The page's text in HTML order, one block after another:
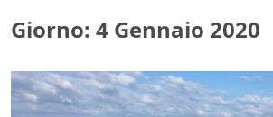
Giorno: 4 Gennaio 2020